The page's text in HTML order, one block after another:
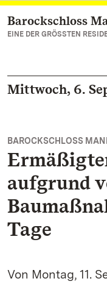
Zum Hauptinhalt
Barockschloss
EINE DER GRÖSSTEN
Mittwoch, 6.
BAROCKSCHLOSS
aufgrund
Tage
Von Montag, 11.